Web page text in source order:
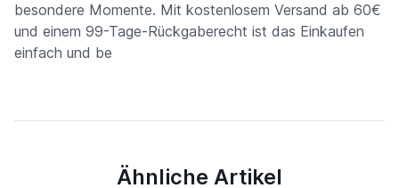
besondere Momente. Mit kostenlosem Versand ab 60€
und einem 99-Tage-Rückgaberecht ist das Einkaufen
einfach und be
Ähnliche Artikel